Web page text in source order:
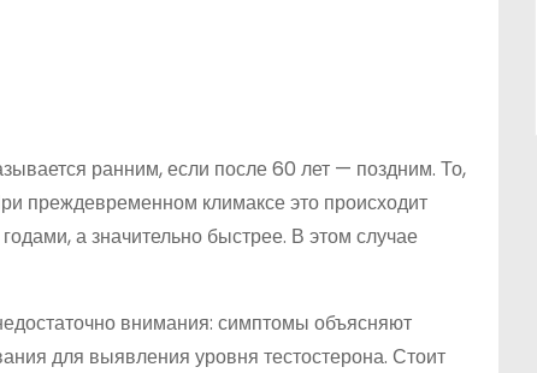
ранним, если после 60 лет — поздним. То,
преждевременном климаксе это происходит
а значительно быстрее. В этом случае
внимания: симптомы объясняют
для выявления уровня тестостерона. Стоит